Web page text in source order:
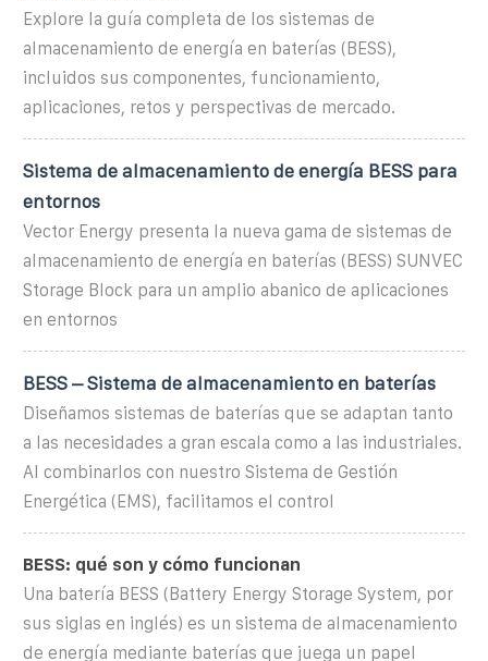
Explore la guía completa de los sistemas de
almacenamiento de energía en baterías (BESS),
incluidos sus componentes, funcionamiento,
aplicaciones, retos y perspectivas de mercado.
Sistema de almacenamiento de energía BESS para
entornos
Vector Energy presenta la nueva gama de sistemas de
almacenamiento de energía en baterías (BESS) SUNVEC
Storage Block para un amplio abanico de aplicaciones
en entornos
BESS – Sistema de almacenamiento en baterías
Diseñamos sistemas de baterías que se adaptan tanto
a las necesidades a gran escala como a las industriales.
Al combinarlos con nuestro Sistema de Gestión
Energética (EMS), facilitamos el control
BESS: qué son y cómo funcionan
Una batería BESS (Battery Energy Storage System, por
sus siglas en inglés) es un sistema de almacenamiento
de energía mediante baterías que juega un papel